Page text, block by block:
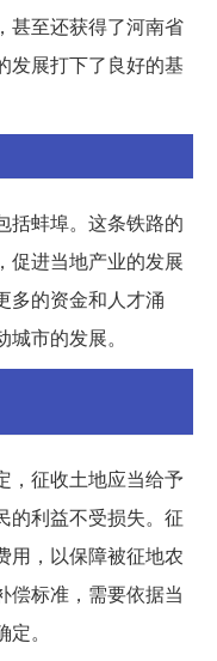
甚至还获得了河南省
发展打下了良好的基
括蚌埠。这条铁路的
促进当地产业的发展
多的资金和人才涌
市的发展。
，征收土地应当给予
的利益不受损失。征
用，以保障被征地农
偿标准，需要依据当
。